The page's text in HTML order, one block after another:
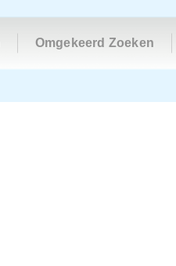
Omgekeerd Zoeken